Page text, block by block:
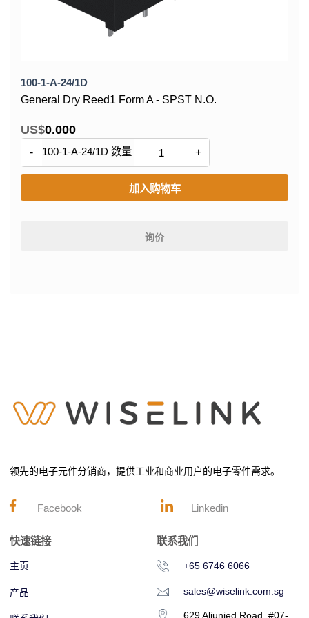
100-1-A-24/1D
General Dry Reed1 Form A - SPST N.O.
US$0.000
- 100-1-A-24/1D 数量 +
加入购物车
询价
领先的电子元件分销商，提供工业和商业用户的电子零件需求。
Facebook Linkedin
快速链接
主页
产品
联系我们
+65 6746 6066
sales@wiselink.com.sg
629 Aljunied Road, #07-